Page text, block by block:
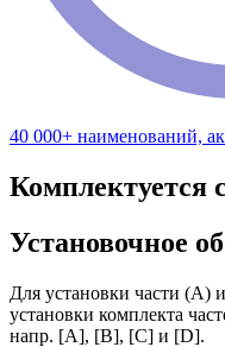
40 000+ наименований,
Комплектуется
Установочное
Для установки части (А)
установки комплекта
напр. [А], [B], [С] и [D].